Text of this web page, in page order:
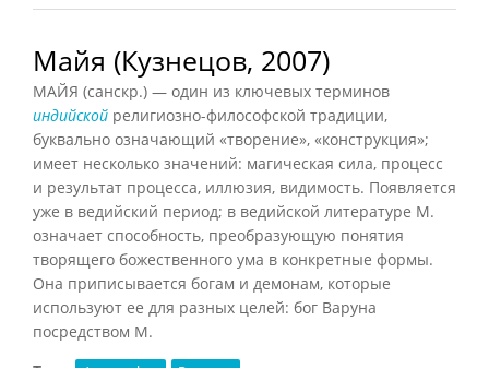
Майя (Кузнецов, 2007)
МАЙЯ (санскр.) — один из ключевых терминов
индийской религиозно-философской традиции,
буквально означающий «творение», «конструкция»;
имеет несколько значений: магическая сила, процесс
и результат процесса, иллюзия, видимость. Появляется
уже в ведийский период; в ведийской литературе М.
означает способность, преобразующую понятия
творящего божественного ума в конкретные формы.
Она приписывается богам и демонам, которые
используют ее для разных целей: бог Варуна
посредством М.